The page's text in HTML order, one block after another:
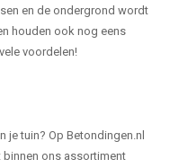
en de ondergrond wordt
houden ook nog eens
voordelen!
je tuin? Op Betondingen.nl
ons assortiment